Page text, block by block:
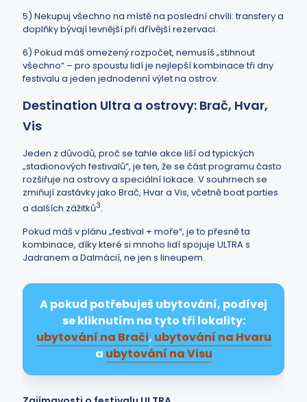
5) Nekupuj všechno na místě na poslední chvíli: transfery a
doplňky bývají levnější při dřívější rezervaci.
6) Pokud máš omezený rozpočet, nemusíš „stihnout
všechno“ – pro spoustu lidí je nejlepší kombinace tři dny
festivalu a jeden jednodenní výlet na ostrov.
Destination Ultra a ostrovy: Brač, Hvar,
Vis
Jeden z důvodů, proč se tahle akce liší od typických
„stadionových festivalů“, je ten, že se část programu často
rozšiřuje na ostrovy a speciální lokace. V souhrnech se
zmiňují zastávky jako Brač, Hvar a Vis, včetně boat parties
a dalších zážitků3.
Pokud máš v plánu „festival + moře“, je to přesně ta
kombinace, díky které si mnoho lidí spojuje ULTRA s
Jadranem a Dalmácií, ne jen s lineupem.
A pokud potřebuješ ubytování, podívej
se kliknutím na tyto tři lokality:
ubytování na Brači, ubytování na Hvaru
a ubytování na Visu